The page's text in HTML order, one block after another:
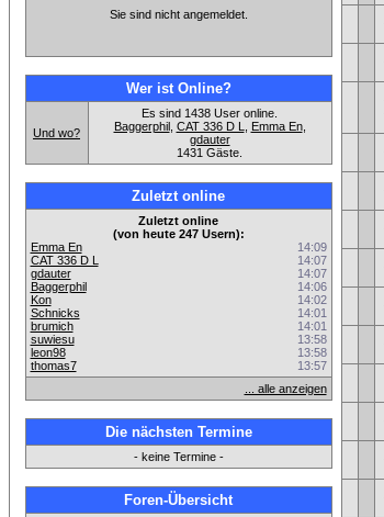
Sie sind nicht angemeldet.
Wer ist Online?
Und wo?
Es sind 1438 User online.
Baggerphil, CAT 336 D L Emma En,
gdauter
1431 Gäste.
Zuletzt online
Zuletzt online
(von heute 247 Usern):
Emma En
14:09
CAT 336 D L
14:07
gdauter
14:07
Baggerphil
14:06
Kon
14:02
Schnicks
14:01
brumich
14:01
suwiesu
13:58
leon98
13:58
thomas7
13:57
... alle anzeigen
Die nächsten Termine
- keine Termine -
Foren-Übersicht